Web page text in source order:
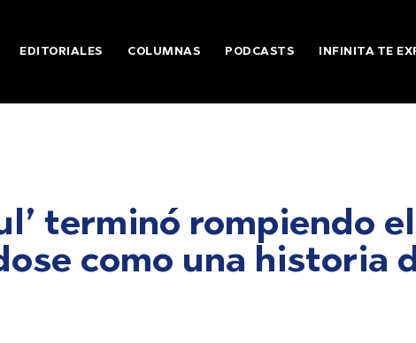
EDITORIALES COLUMNAS PODCASTS INFINITA TE
terminó rompiendo el
como una historia